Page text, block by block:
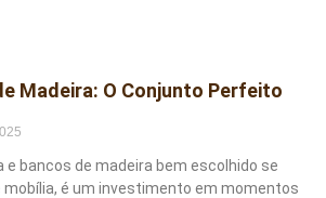
Madeira: O Conjunto Perfeito
e bancos de madeira bem escolhido se
é um investimento em momentos